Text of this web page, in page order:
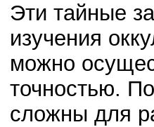
Эти тайные
изучения
можно
точностью.
сложны для